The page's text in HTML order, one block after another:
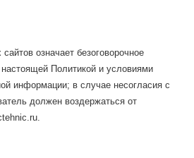
означает безоговорочное
Политикой и условиями
информации; в случае несогласия с
должен воздержаться от